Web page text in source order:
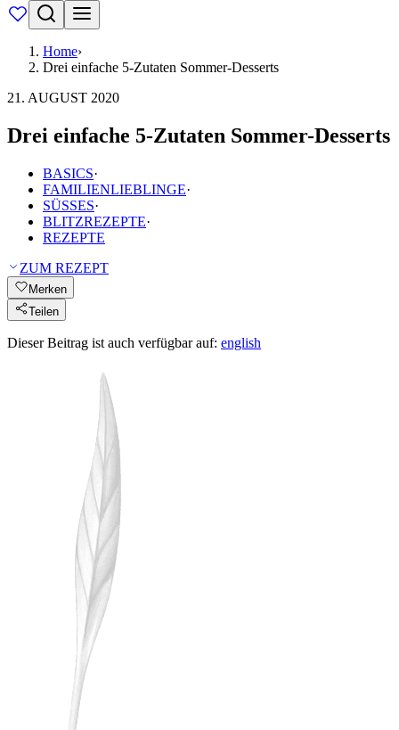
Home›
Drei einfache 5-Zutaten Sommer-Desserts
21. AUGUST 2020
Drei einfache 5-Zutaten Sommer-Desserts
BASICS·
FAMILIENLIEBLINGE·
SÜSSES·
BLITZREZEPTE·
REZEPTE
ZUM REZEPT
Merken
Teilen
Dieser Beitrag ist auch verfügbar auf: english